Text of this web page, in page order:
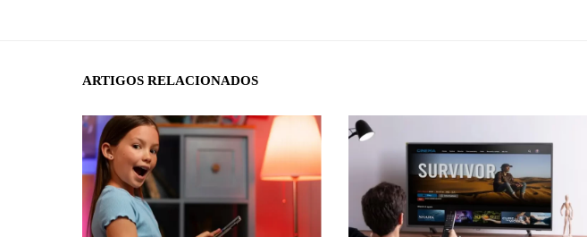
ARTIGOS RELACIONADOS